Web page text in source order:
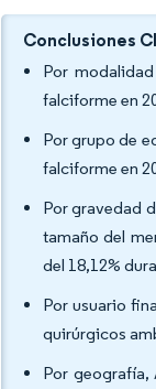
Conclusiones
Por
falciforme en
Por grupo de
falciforme en
Por gravedad
tamaño del
del 18,12%
Por usuario
quirúrgicos
Por geografía,